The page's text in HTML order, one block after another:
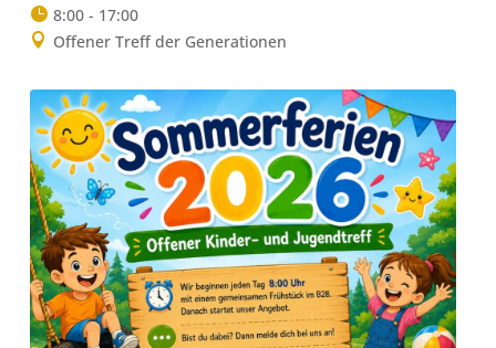
8:00 - 17:00
Offener Treff der Generationen